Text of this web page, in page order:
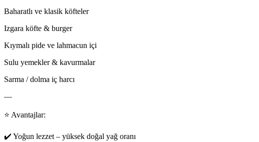
Baharatlı ve klasik köfteler
Izgara köfte & burger
Kıymalı pide ve lahmacun içi
Sulu yemekler & kavurmalar
Sarma / dolma iç harcı
—
⭐ Avantajlar:
✔️ Yoğun lezzet – yüksek doğal yağ oranı